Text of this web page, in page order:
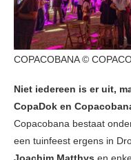
COPACOBANA ©
Niet iedereen is er uit,
CopaDok en
Copacobana bestaat
een tuinfeest ergens in